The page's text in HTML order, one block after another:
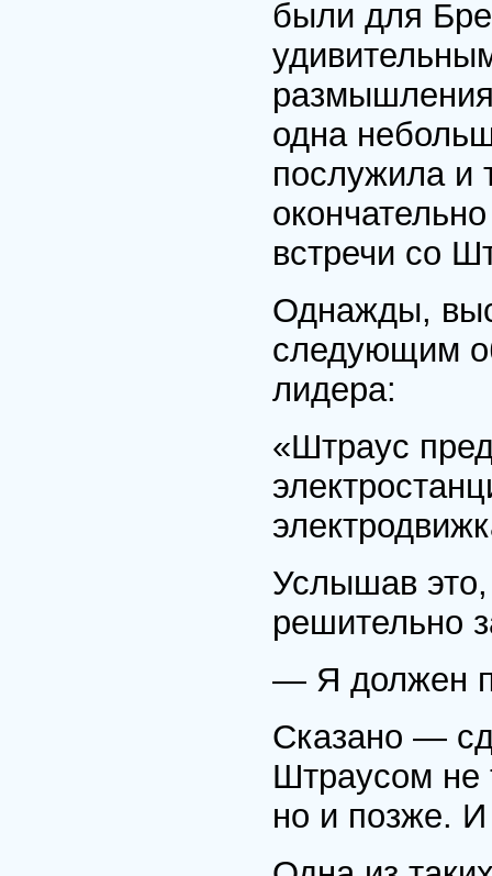
были для
одна
послужила и
встречи со
Однажды,
следующим
лидера:
«Штраус
Услышав
решительно
— Я должен
Сказано —
Штраусом не
но и позже. И